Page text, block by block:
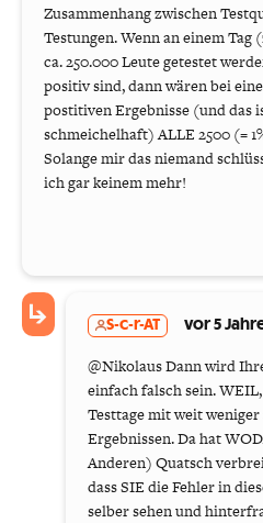
Zusammenhang zwischen
Testungen. Wenn an einem Tag
ca. 250.000 Leute getestet
positiv sind, dann wären bei
postitiven Ergebnisse (und das
schmeichelhaft) ALLE 2500 (=
Solange mir das niemand
ich gar keinem mehr!
S-c-r-AT vor 5
@Nikolaus Dann wird
einfach falsch sein.
Testtage mit weit weniger
Ergebnissen. Da hat
Anderen) Quatsch
dass SIE die Fehler in
selber sehen und